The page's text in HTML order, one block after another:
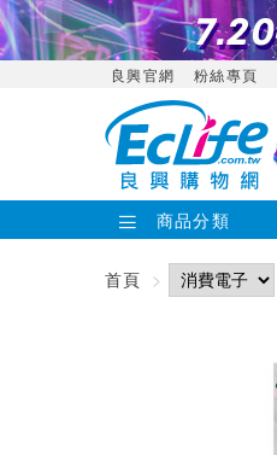
良興官網 粉絲專頁
商品分類
首頁